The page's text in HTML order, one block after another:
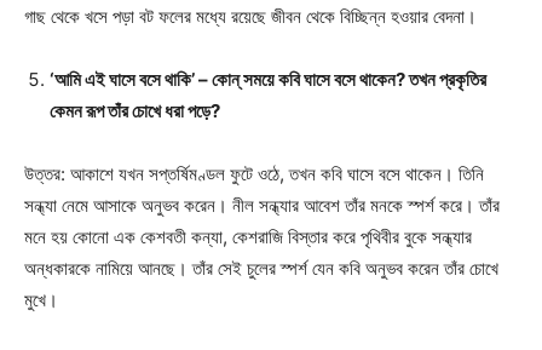
গাছ থেকে খসে পড়া বট ফলের মধ্যে রয়েছে জীবন থেকে বিচ্ছিন্ন হওয়ার বেদনা।
‘আমি এই ঘাসে বসে থাকি’ – কোন্‌ সময়ে কবি ঘাসে বসে থাকেন? তখন প্রকৃতির
কেমন রূপ তাঁর চোখে ধরা পড়ে?
উত্তর: আকাশে যখন সপ্তর্ষিমণ্ডল ফুটে ওঠে, তখন কবি ঘাসে বসে থাকেন। তিনি
সন্ধ্যা নেমে আসাকে অনুভব করেন। নীল সন্ধ্যার আবেশ তাঁর মনকে স্পর্শ করে। তাঁর
মনে হয় কোনো এক কেশবতী কন্যা, কেশরাজি বিস্তার করে পৃথিবীর বুকে সন্ধ্যার
অন্ধকারকে নামিয়ে আনছে। তাঁর সেই চুলের স্পর্শ যেন কবি অনুভব করেন তাঁর চোখে
মুখে।